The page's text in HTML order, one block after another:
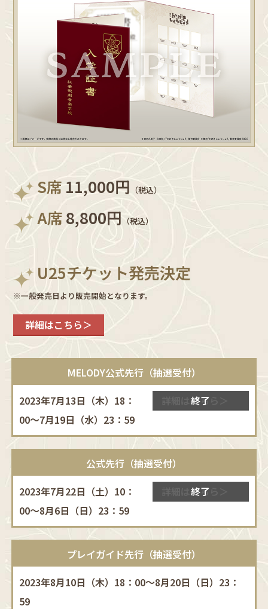
S席 11,000円 （税込）
A席8,800円 （税込）
U25チケット発売決定
※一般発売日より販売開始となります。
詳細はこちら＞
MELODY公式先行（抽選受付）
2023年7月13日（木）18：
00～7月19日（水）23：59
詳細はこちら＞
終了
公式先行（抽選受付）
2023年7月22日（土）10：
00～8月6日（日）23：59
詳細はこちら＞
終了
プレイガイド先行（抽選受付）
2023年8月10日（木）18：00～8月20日（日）23：
59